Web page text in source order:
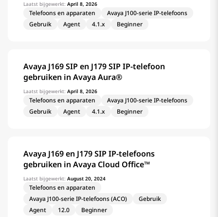
Laatst bijgewerkt: April 8, 2026
Telefoons en apparaten
Avaya J100-serie IP-telefoons
Gebruik
Agent 4.1.x Beginner
Avaya J169 SIP en J179 SIP IP-telefoon
gebruiken in Avaya Aura®
Laatst bijgewerkt: April 8, 2026
Telefoons en apparaten
Avaya J100-serie IP-telefoons
Gebruik
Agent 4.1.x Beginner
Avaya J169 en J179 SIP IP-telefoons
gebruiken in Avaya Cloud Office™
Laatst bijgewerkt: August 20, 2024
Telefoons en apparaten
Avaya J100-serie IP-telefoons (ACO)
Gebruik
Agent
12.0 Beginner